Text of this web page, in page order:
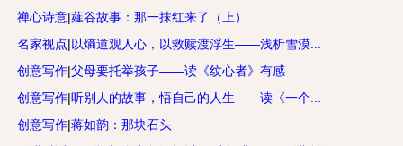
禅心诗意|薤谷故事：那一抹红来了（上）
名家视点|以熵道观人心，以救赎渡浮生——浅析雪漠...
创意写作|父母要托举孩子——读《纹心者》有感
创意写作|听别人的故事，悟自己的人生——读《一个...
创意写作|蒋如韵：那块石头